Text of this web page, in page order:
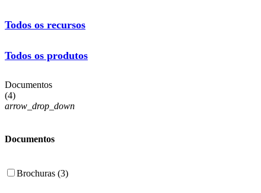
Todos os recursos
Todos os produtos
Documentos
(4)
arrow_drop_down
Documentos
Brochuras (3)